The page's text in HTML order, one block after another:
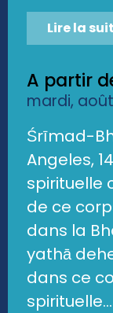
Lire la
A partir
mardi,
Śrīmad-
Angeles,
spirituelle
de ce
dans la
yathā
dans ce
spirituelle...